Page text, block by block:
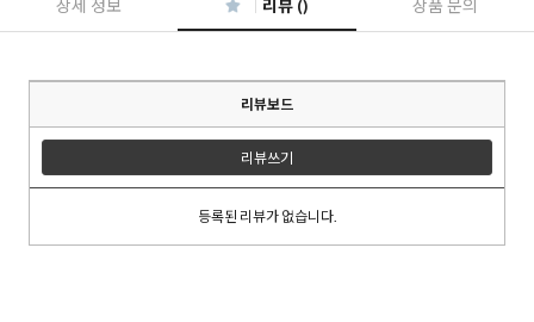
이코 라이프 하
상세 정보 리뷰 () 상품 문의
리뷰보드
리뷰쓰기
등록된 리뷰가 없습니다.